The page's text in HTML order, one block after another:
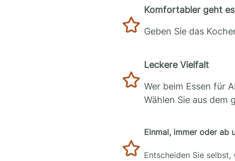
Komfortabler geht
Geben Sie das
Leckere Vielfalt
Wer beim Essen für
Wählen Sie aus
Einmal, immer oder ab
Entscheiden Sie